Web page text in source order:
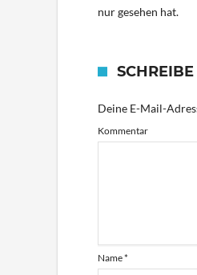
nur gesehen hat.
Deine E-Mail-
Kommentar
Name*